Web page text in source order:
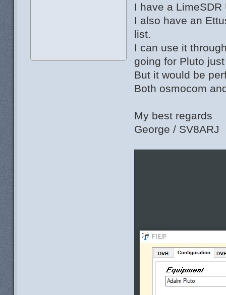
I have a
I also have an
list.
I can use it
going for Pluto
But it would be
Both osmocom
My best regards
George / SV8ARJ